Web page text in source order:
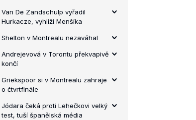
Van De Zandschulp vyřadil
Hurkacze, vyhlíží Menšíka
Shelton v Montrealu nezaváhal
Andrejevová v Torontu překvapivě
končí
Griekspoor si v Montrealu zahraje
o čtvrtfinále
Jódara čeká proti Lehečkovi velký
test, tuší španělská média